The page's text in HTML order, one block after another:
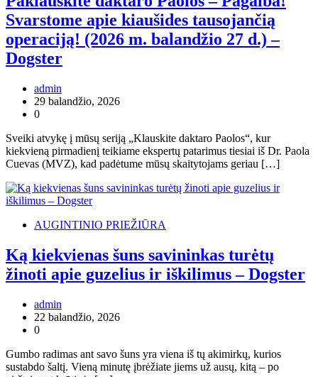
Svarstome apie kiaušides tausojančią
operaciją! (2026 m. balandžio 27 d.) –
Dogster
admin
29 balandžio, 2026
0
Sveiki atvykę į mūsų seriją „Klauskite daktaro Paolos“, kur
kiekvieną pirmadienį teikiame ekspertų patarimus tiesiai iš Dr. Paola
Cuevas (MVZ), kad padėtume mūsų skaitytojams geriau […]
AUGINTINIO PRIEŽIŪRA
Ką kiekvienas šuns savininkas turėtų
žinoti apie guzelius ir iškilimus – Dogster
admin
22 balandžio, 2026
0
Gumbo radimas ant savo šuns yra viena iš tų akimirkų, kurios
sustabdo šaltį. Vieną minutę įbrėžiate jiems už ausų, kitą – po